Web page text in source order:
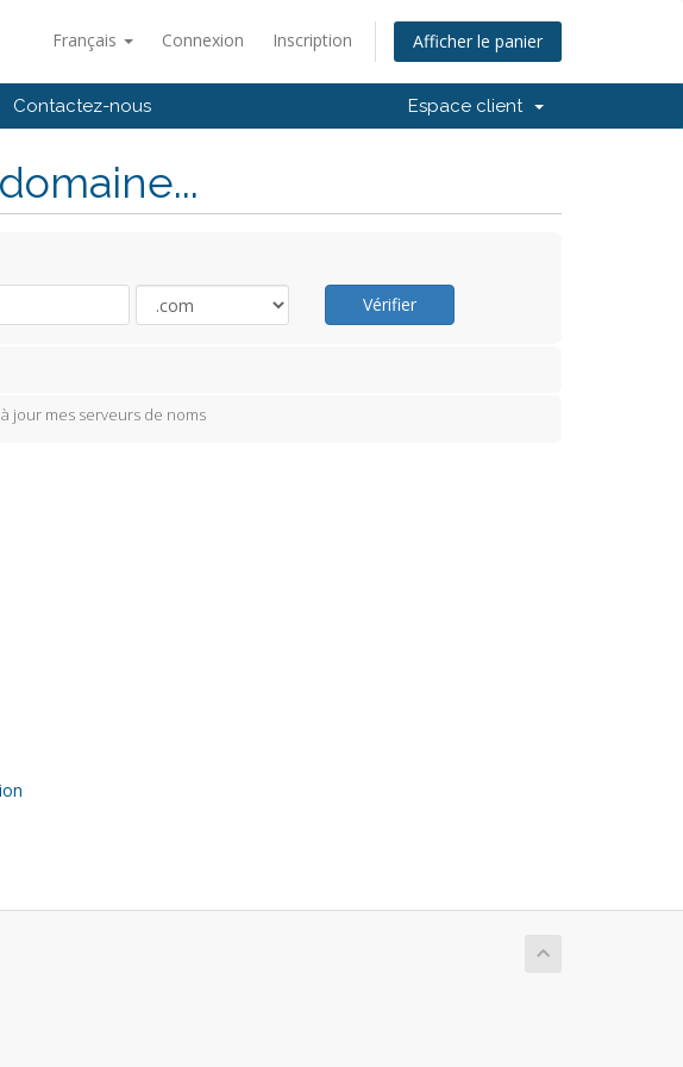
Français Connexion Inscription Afficher le panier
Contactez-nous Espace client
Vérifier
jour mes serveurs de noms